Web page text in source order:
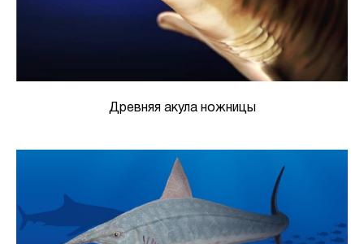
Древняя акула ножницы